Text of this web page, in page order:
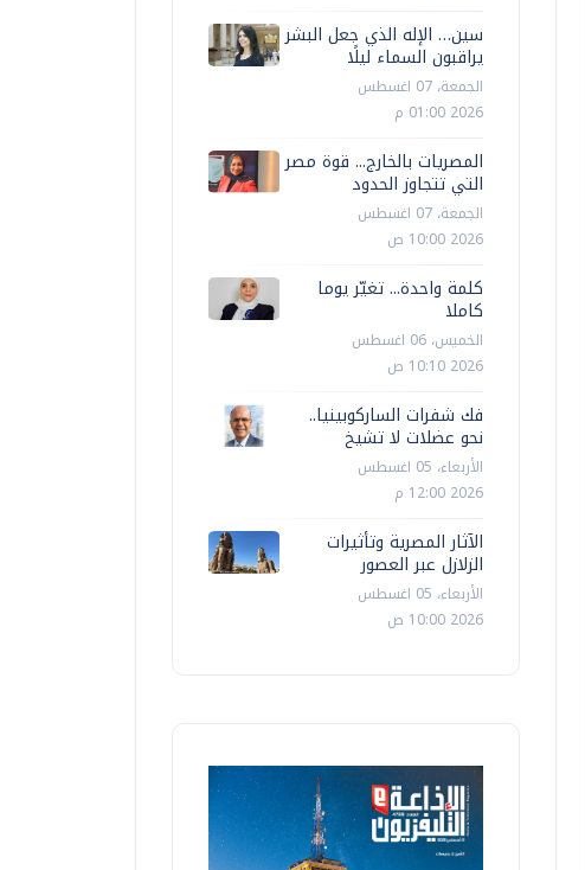
سين… الإله الذي جعل البشر
يراقبون السماء ليلًا
الجمعة، 07 اغسطس
2026 01:00 م
المصريات بالخارج... قوة مصر
التي تتجاوز الحدود
الجمعة، 07 اغسطس
2026 10:00 ص
كلمة واحدة... تغيّر يوما
كاملا
الخميس، 06 اغسطس
2026 10:10 ص
فك شفرات الساركوبينيا..
نحو عضلات لا تشيخ
الأربعاء، 05 اغسطس
2026 12:00 م
الآثار المصرية وتأثيرات
الزلازل عبر العصور
الأربعاء، 05 اغسطس
2026 10:00 ص